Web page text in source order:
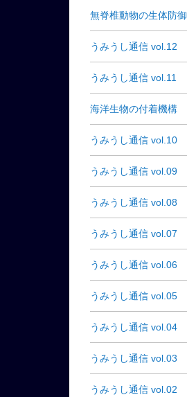
無脊椎動物の生体防御
うみうし通信 vol.12
うみうし通信 vol.11
海洋生物の付着機構
うみうし通信 vol.10
うみうし通信 vol.09
うみうし通信 vol.08
うみうし通信 vol.07
うみうし通信 vol.06
うみうし通信 vol.05
うみうし通信 vol.04
うみうし通信 vol.03
うみうし通信 vol.02